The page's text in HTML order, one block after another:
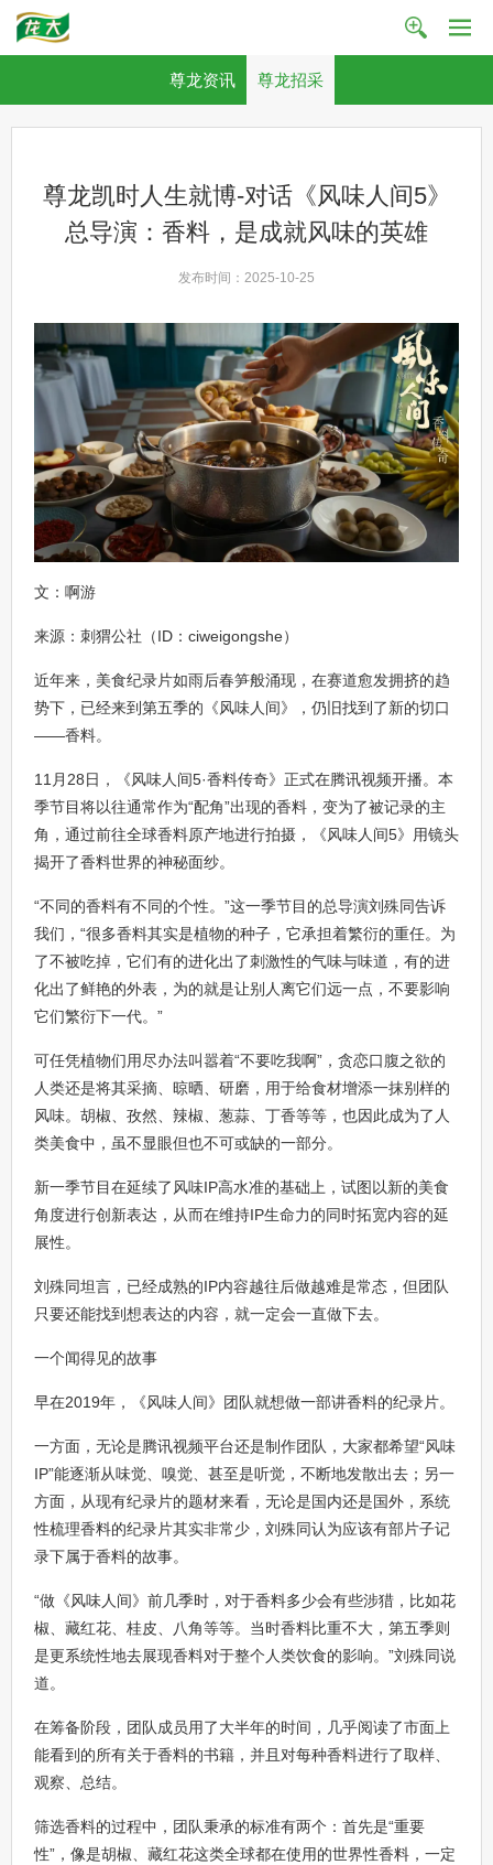
尊龙资讯 尊龙招采
尊龙凯时人生就博-对话《风味人间5》
总导演：香料，是成就风味的英雄
发布时间：2025-10-25
文：啊游
来源：刺猬公社（ID：ciweigongshe）
近年来，美食纪录片如雨后春笋般涌现，在赛道愈发拥挤的趋
势下，已经来到第五季的《风味人间》，仍旧找到了新的切口
——香料。
11月28日，《风味人间5·香料传奇》正式在腾讯视频开播。本
季节目将以往通常作为“配角”出现的香料，变为了被记录的主
角，通过前往全球香料原产地进行拍摄，《风味人间5》用镜头
揭开了香料世界的神秘面纱。
“不同的香料有不同的个性。”这一季节目的总导演刘殊同告诉
我们，“很多香料其实是植物的种子，它承担着繁衍的重任。为
了不被吃掉，它们有的进化出了刺激性的气味与味道，有的进
化出了鲜艳的外表，为的就是让别人离它们远一点，不要影响
它们繁衍下一代。”
可任凭植物们用尽办法叫嚣着“不要吃我啊”，贪恋口腹之欲的
人类还是将其采摘、晾晒、研磨，用于给食材增添一抹别样的
风味。胡椒、孜然、辣椒、葱蒜、丁香等等，也因此成为了人
类美食中，虽不显眼但也不可或缺的一部分。
新一季节目在延续了风味IP高水准的基础上，试图以新的美食
角度进行创新表达，从而在维持IP生命力的同时拓宽内容的延
展性。
刘殊同坦言，已经成熟的IP内容越往后做越难是常态，但团队
只要还能找到想表达的内容，就一定会一直做下去。
一个闻得见的故事
早在2019年，《风味人间》团队就想做一部讲香料的纪录片。
一方面，无论是腾讯视频平台还是制作团队，大家都希望“风味
IP”能逐渐从味觉、嗅觉、甚至是听觉，不断地发散出去；另一
方面，从现有纪录片的题材来看，无论是国内还是国外，系统
性梳理香料的纪录片其实非常少，刘殊同认为应该有部片子记
录下属于香料的故事。
“做《风味人间》前几季时，对于香料多少会有些涉猎，比如花
椒、藏红花、桂皮、八角等等。当时香料比重不大，第五季则
是更系统性地去展现香料对于整个人类饮食的影响。”刘殊同说
道。
在筹备阶段，团队成员用了大半年的时间，几乎阅读了市面上
能看到的所有关于香料的书籍，并且对每种香料进行了取样、
观察、总结。
筛选香料的过程中，团队秉承的标准有两个：首先是“重要
性”，像是胡椒、藏红花这类全球都在使用的世界性香料，一定